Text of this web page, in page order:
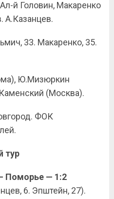
й Головин, Макаренко
А.Казанцев.
33. Макаренко, 35.
Ю.Мизюркин
(Москва).
ФОК
тур
Поморье — 1:2
6. Эпштейн, 27).